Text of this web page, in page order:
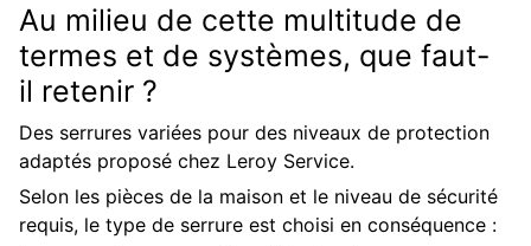
Au milieu de cette multitude de
termes et de systèmes, que faut-
il retenir ?
Des serrures variées pour des niveaux de protection
adaptés proposé chez Leroy Service.
Selon les pièces de la maison et le niveau de sécurité
requis, le type de serrure est choisi en conséquence :